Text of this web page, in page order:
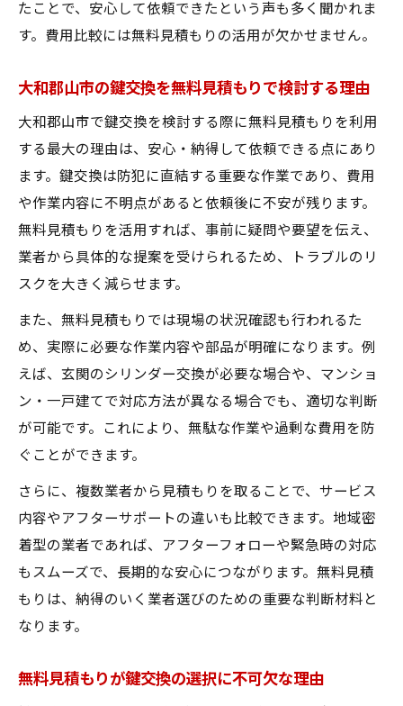
たことで、安心して依頼できたという声も多く聞かれま
す。費用比較には無料見積もりの活用が欠かせません。
大和郡山市の鍵交換を無料見積もりで検討する理由
大和郡山市で鍵交換を検討する際に無料見積もりを利用
する最大の理由は、安心・納得して依頼できる点にあり
ます。鍵交換は防犯に直結する重要な作業であり、費用
や作業内容に不明点があると依頼後に不安が残ります。
無料見積もりを活用すれば、事前に疑問や要望を伝え、
業者から具体的な提案を受けられるため、トラブルのリ
スクを大きく減らせます。
また、無料見積もりでは現場の状況確認も行われるた
め、実際に必要な作業内容や部品が明確になります。例
えば、玄関のシリンダー交換が必要な場合や、マンショ
ン・一戸建てで対応方法が異なる場合でも、適切な判断
が可能です。これにより、無駄な作業や過剰な費用を防
ぐことができます。
さらに、複数業者から見積もりを取ることで、サービス
内容やアフターサポートの違いも比較できます。地域密
着型の業者であれば、アフターフォローや緊急時の対応
もスムーズで、長期的な安心につながります。無料見積
もりは、納得のいく業者選びのための重要な判断材料と
なります。
無料見積もりが鍵交換の選択に不可欠な理由